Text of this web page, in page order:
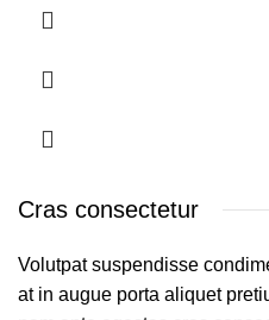
Cras consectetur
Volutpat suspendisse
at in augue porta aliquet